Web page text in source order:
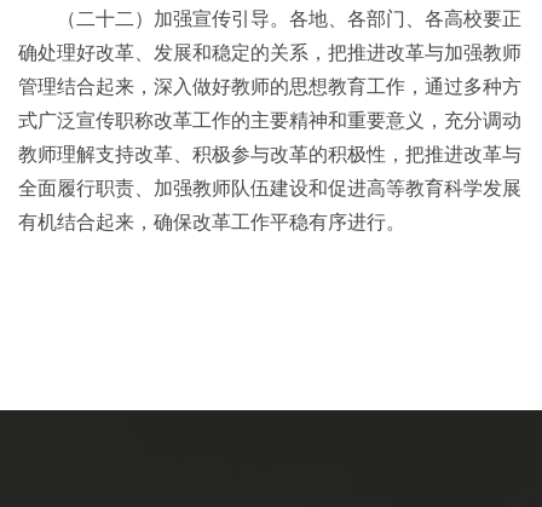
（二十二）加强宣传引导。各地、各部门、各高校要正
确处理好改革、发展和稳定的关系，把推进改革与加强教师
管理结合起来，深入做好教师的思想教育工作，通过多种方
式广泛宣传职称改革工作的主要精神和重要意义，充分调动
教师理解支持改革、积极参与改革的积极性，把推进改革与
全面履行职责、加强教师队伍建设和促进高等教育科学发展
有机结合起来，确保改革工作平稳有序进行。